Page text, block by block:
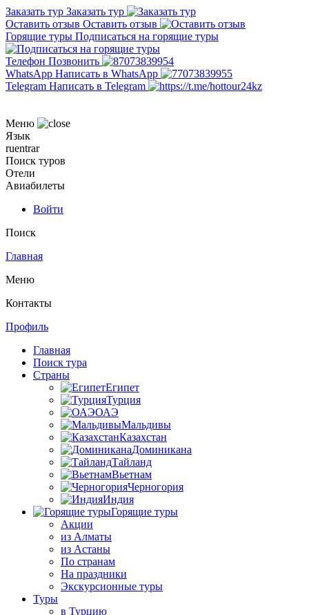
Заказать тур Заказать тур
Оставить отзыв Оставить отзыв
Горящие туры Подписаться на горящие туры
Телефон Позвонить
WhatsApp Написать в WhatsApp
Telegram Написать в Telegram
Меню
Язык
ruentrar
Поиск туров
Отели
Авиабилеты
Войти
Поиск
Главная
Меню
Контакты
Профиль
Главная
Поиск тура
Страны
Египет
Турция
ОАЭ
Мальдивы
Казахстан
Доминикана
Тайланд
Вьетнам
Черногория
Индия
Горящие туры
Акции
из Алматы
из Астаны
По странам
На праздники
Экскурсионные туры
Туры
в Турцию